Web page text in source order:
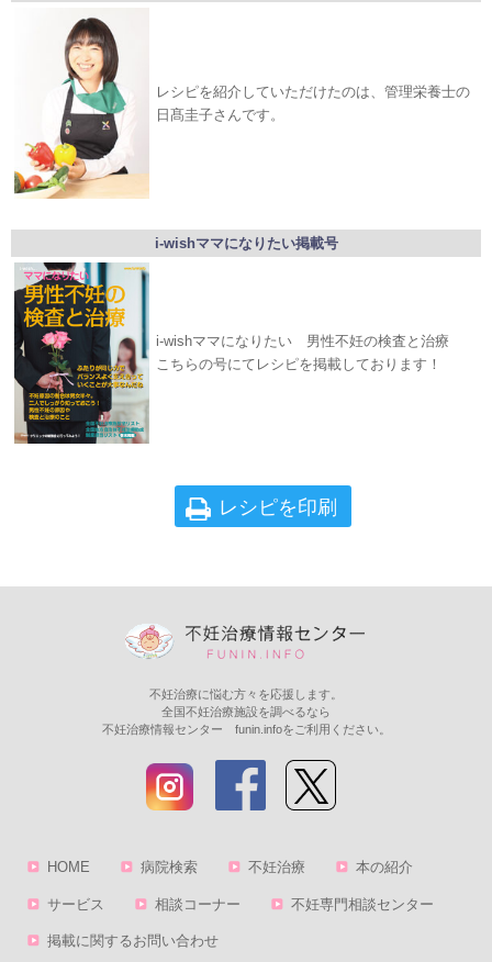
レシピを紹介していただけたのは、管理栄養士の
日髙圭子さんです。
i-wishママになりたい掲載号
i-wishママになりたい 男性不妊の検査と治療
こちらの号にてレシピを掲載しております！
レシピを印刷
不妊治療に悩む方々を応援します。
全国不妊治療施設を調べるなら
不妊治療情報センター funin.infoをご利用ください。
HOME 病院検索 不妊治療 本の紹介
サービス 相談コーナー 不妊専門相談センター
掲載に関するお問い合わせ